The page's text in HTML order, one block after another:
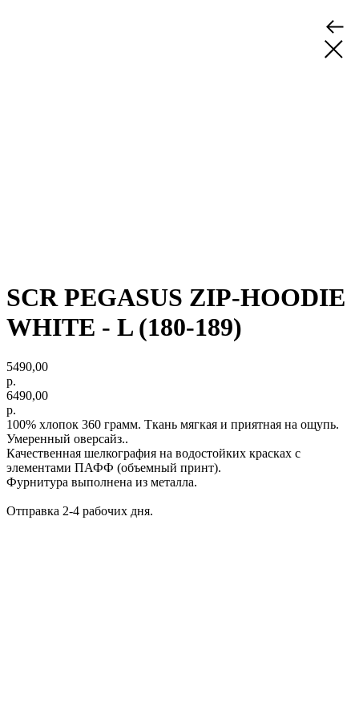
SCR PEGASUS ZIP-HOODIE
WHITE - L (180-189)
5490,00
р.
6490,00
р.
100% хлопок 360 грамм. Ткань мягкая и приятная на ощупь.
Умеренный оверсайз..
Качественная шелкография на водостойких красках с
элементами ПАФФ (объемный принт).
Фурнитура выполнена из металла.
Отправка 2-4 рабочих дня.